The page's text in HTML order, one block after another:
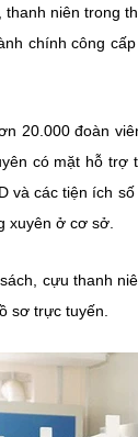
niên trong
chính công
20.000 đoàn
có mặt hỗ
các tiện ích
xuyên ở cơ sở.
cựu thanh
sơ trực tuyến.